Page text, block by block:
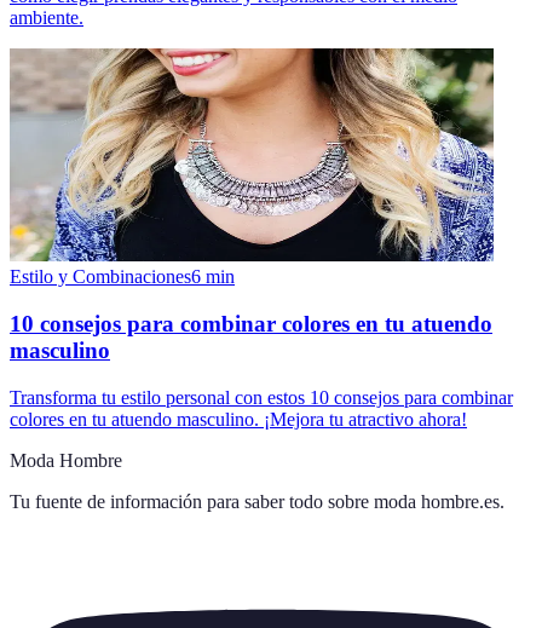
ambiente.
Estilo y Combinaciones6 min
10 consejos para combinar colores en tu atuendo
masculino
Transforma tu estilo personal con estos 10 consejos para combinar
colores en tu atuendo masculino. ¡Mejora tu atractivo ahora!
Moda Hombre
Tu fuente de información para saber todo sobre moda hombre.es.